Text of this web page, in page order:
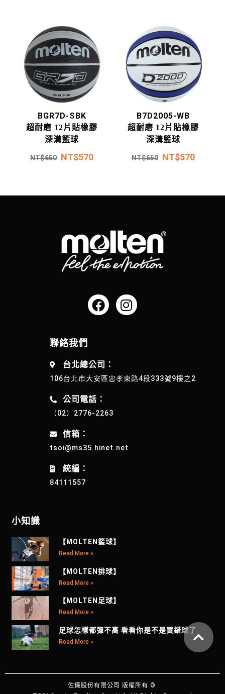
BGR7D-SBK
超耐磨 12片貼橡膠
深溝籃球
NT$650 NT$570
B7D2005-WB
超耐磨 12片貼橡膠
深溝籃球
NT$650 NT$570
聯絡我們
台北總公司：
106台北市大安區忠孝東路4段333號9樓之2
公司電話：
（02）2776-2263
信箱：
tsoi@ms35.hinet.net
統編：
84111557
小知識
【MOLTEN籃球】
Read More »
【MOLTEN排球】
Read More »
【MOLTEN足球】
Read More »
足球怎樣都彈不高 看看你是不是買錯球了
Read More »
佐儀股份有限公司 版權所有 ©